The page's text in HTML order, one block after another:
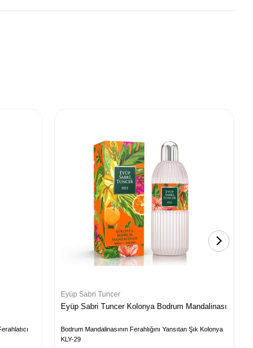
Eyüp Sabri Tuncer
Eyüp Sabri Tuncer Kolonya Bodrum Mandalinası
Bodrum Mandalinasının Ferahlığını Yansıtan Şık Kolonya
KLY-29